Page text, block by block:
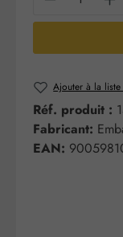
Ajouter à la
Réf. produit :
Fabricant:
EAN: